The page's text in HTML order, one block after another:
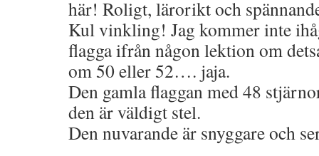
här! Roligt, lärorikt och
Kul vinkling! Jag kommer inte
flagga ifrån någon lektion om
om 50 eller 52…. jaja.
Den gamla flaggan med 48
den är väldigt stel.
Den nuvarande är snyggare och